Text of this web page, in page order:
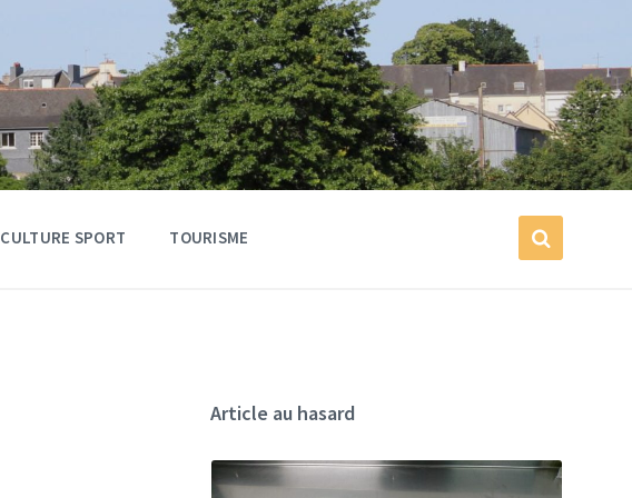
CULTURE SPORT TOURISME
Article au hasard